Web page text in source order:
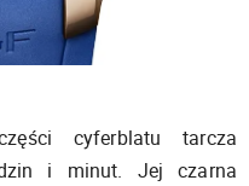
cyferblatu tarcza
i minut. Jej czarna